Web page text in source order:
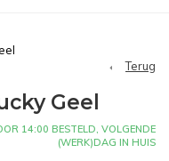
Terug
Geel
14:00 BESTELD, VOLGENDE
(WERK)DAG IN HUIS